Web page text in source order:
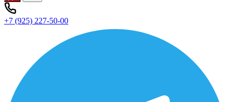
+7 (925) 227-50-00